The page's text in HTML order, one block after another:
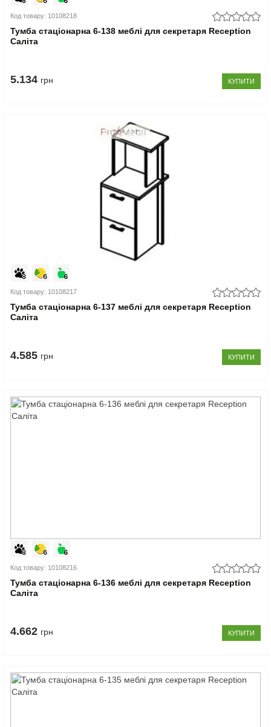
Код товару: 10108218
Тумба стаціонарна 6-138 меблі для секретаря Reception
Саліта
5.134 грн КУПИТИ
Код товару: 10108217
Тумба стаціонарна 6-137 меблі для секретаря Reception
Саліта
4.585 грн КУПИТИ
Код товару: 10108216
Тумба стаціонарна 6-136 меблі для секретаря Reception
Саліта
4.662 грн КУПИТИ